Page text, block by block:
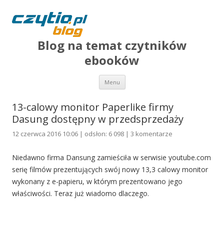
Blog na temat czytników
ebooków
Menu Przejdź do treści
13-calowy monitor Paperlike firmy
Dasung dostępny w przedsprzedaży
12 czerwca 2016 10:06 | odsłon: 6 098 | 3 komentarze
Niedawno firma Dansung zamieściła w serwisie youtube.com
serię filmów prezentujących swój nowy 13,3 calowy monitor
wykonany z e-papieru, w którym prezentowano jego
właściwości. Teraz już wiadomo dlaczego.